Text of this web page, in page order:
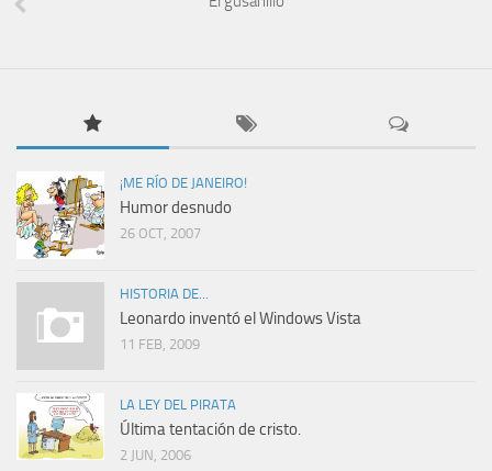
¡ME RÍO DE JANEIRO!
Humor desnudo
26 OCT, 2007
HISTORIA DE...
Leonardo inventó el Windows Vista
11 FEB, 2009
LA LEY DEL PIRATA
Última tentación de cristo.
2 JUN, 2006